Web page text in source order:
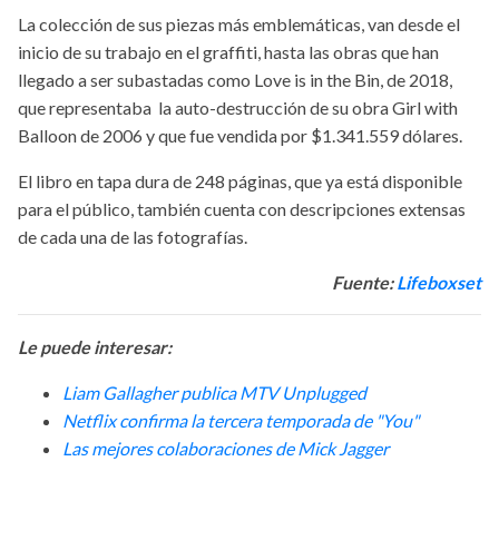
La colección de sus piezas más emblemáticas, van desde el
inicio de su trabajo en el graffiti, hasta las obras que han
llegado a ser subastadas como Love is in the Bin, de 2018,
que representaba la auto-destrucción de su obra Girl with
Balloon de 2006 y que fue vendida por $1.341.559 dólares.
El libro en tapa dura de 248 páginas, que ya está disponible
para el público, también cuenta con descripciones extensas
de cada una de las fotografías.
Fuente:Lifeboxset
Le puede interesar:
Liam Gallagher publica MTV Unplugged
Netflix confirma la tercera temporada de "You"
Las mejores colaboraciones de Mick Jagger